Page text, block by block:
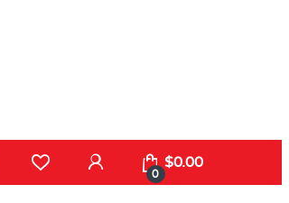
0
$0.00